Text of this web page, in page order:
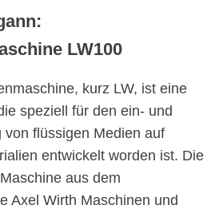
LW100
kurz LW, ist eine
speziell für den ein- und
von flüssigen Medien auf
entwickelt worden ist. Die
aus dem
Axel Wirth Maschinen und